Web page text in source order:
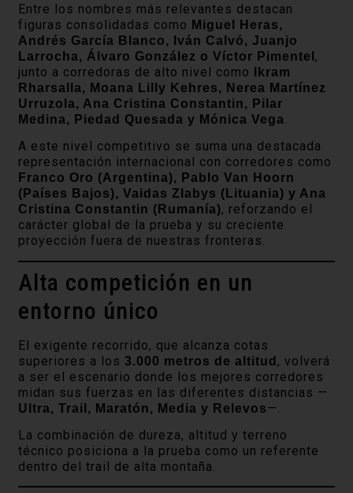
Entre los nombres más relevantes destacan
figuras consolidadas como Miguel Heras,
Andrés García Blanco, Iván Calvó, Juanjo
Larrocha, Álvaro González o Víctor Pimentel ,
junto a corredoras de alto nivel como
Ikram
Rharsalla, Moana Lilly Kehres, Nerea Martínez
Urruzola, Ana Cristina Constantin, Pilar
Medina, Piedad Quesada y Mónica Vega.
A este nivel competitivo se suma una destacada
representación internacional con corredores como
Franco Oro (Argentina), Pablo Van Hoorn
(Países Bajos), Vaidas Zlabys (Lituania) y Ana
Cristina Constantin (Rumanía), reforzando el
carácter global de la prueba y su creciente
proyección fuera de nuestras fronteras.
Alta competición en un
entorno único
El exigente recorrido, que alcanza cotas
superiores a los 3.000 metros de altitud , volverá
a ser el escenario donde los mejores corredores
midan sus fuerzas en las diferentes distancias —
Ultra, Trail, Maratón, Media y Relevos—.
La combinación de dureza, altitud y terreno
técnico posiciona a la prueba como un referente
dentro del trail de alta montaña.